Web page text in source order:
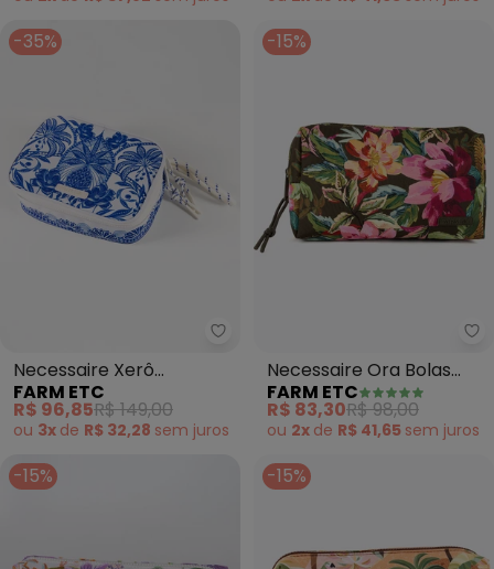
-35%
Farm Etc - Necessaire Xerô
Necessaire Xerô
Coqueiro de Flor (Off
White)
FARM ETC
R$ 96,85R$ 149,00
ou 3x de R$ 32,28 sem juros
-15%
Necessaire Ora Bolas
Painted Flowers (Verde)
FARM ETC
R$ 83,30R$ 98,00
ou 2x de R$ 41,65 sem juros
-15% -15%